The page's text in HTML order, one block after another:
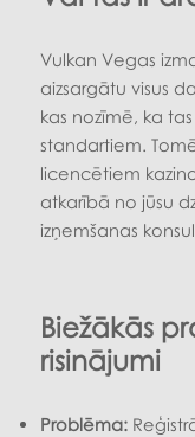
Vulkan Vegas
aizsargātu visus
kas nozīmē, ka
standartiem.
licencētiem
atkarībā no jūsu
izņemšanas
Biežākās
risinājumi
Problēma: